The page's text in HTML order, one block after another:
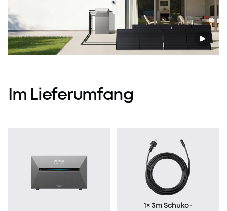
Im Lieferumfang
1× 3m Schuko-